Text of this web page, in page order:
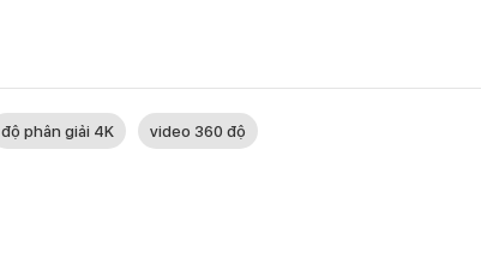
độ phân giải 4K video 360 độ